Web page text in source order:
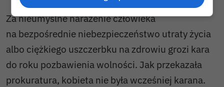
Za nieumyślne narażenie człowieka
na bezpośrednie niebezpieczeństwo utraty życia
albo ciężkiego uszczerbku na zdrowiu grozi kara
do roku pozbawienia wolności. Jak przekazała
prokuratura, kobieta nie była wcześniej karana.